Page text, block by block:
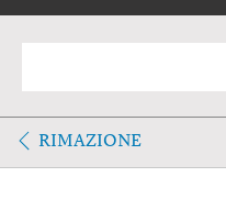
RIMAZIONE